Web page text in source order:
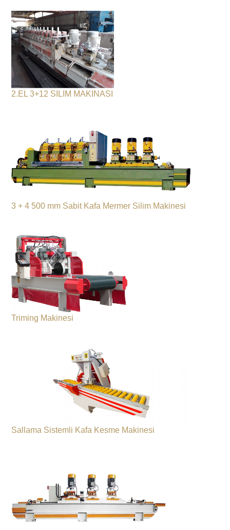
2.EL 3+12 SILIM MAKINASI
3 + 4 500 mm Sabit Kafa Mermer Silim Makinesi
Triming Makinesi
Sallama Sistemli Kafa Kesme Makinesi